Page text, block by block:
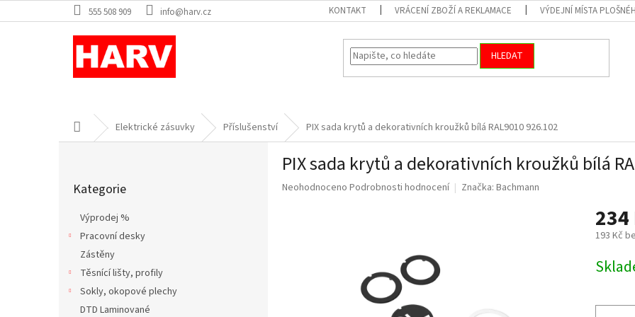
na
555 508 909 info@harv.cz KONTAKT VRÁCENÍ ZBOŽÍ A REKLAMACE VÝDEJNÍ MÍSTA
HLEDAT
Domů Elektrické zásuvky Příslušenství PIX sada krytů a dekorativních kroužků bílá RAL9010 926.102
kategorie
Kategorie
Výprodej %
Pracovní desky
Zástěny
Těsnící lišty, profily
Sokly, okopové plechy
DTD Laminované
PIX sada krytů a dekorativních kroužků bílá
Průměrné
Neohodnoceno Podrobnosti hodnocení Značka: Bachmann
234
193 Kč
cena: